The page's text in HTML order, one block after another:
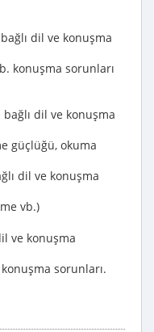
dil ve konuşma
konuşma sorunları
dil ve konuşma
güçlüğü, okuma
dil ve konuşma
vb.)
ve konuşma
sorunları.